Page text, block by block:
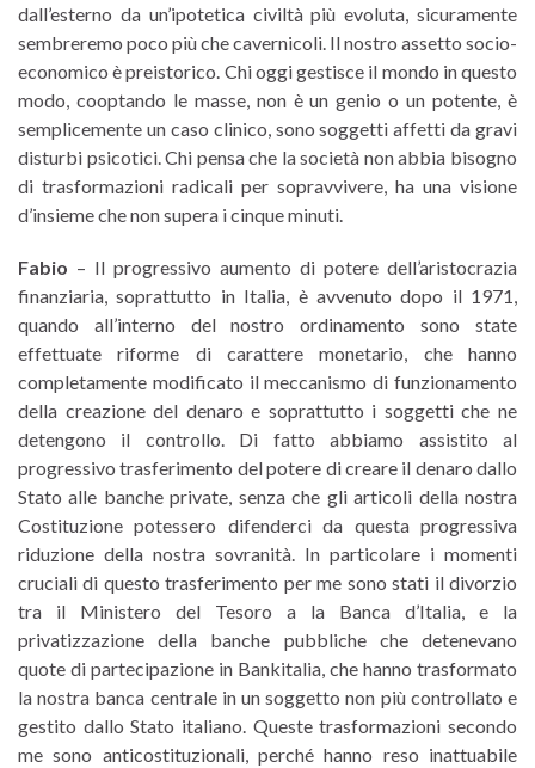
dall’esterno da un’ipotetica civiltà più evoluta, sicuramente
sembreremo poco più che cavernicoli. Il nostro assetto socio-
economico è preistorico. Chi oggi gestisce il mondo in questo
modo, cooptando le masse, non è un genio o un potente, è
semplicemente un caso clinico, sono soggetti affetti da gravi
disturbi psicotici. Chi pensa che la società non abbia bisogno
di trasformazioni radicali per sopravvivere, ha una visione
d’insieme che non supera i cinque minuti.
Fabio – Il progressivo aumento di potere dell’aristocrazia
finanziaria, soprattutto in Italia, è avvenuto dopo il 1971,
quando all’interno del nostro ordinamento sono state
effettuate riforme di carattere monetario, che hanno
completamente modificato il meccanismo di funzionamento
della creazione del denaro e soprattutto i soggetti che ne
detengono il controllo. Di fatto abbiamo assistito al
progressivo trasferimento del potere di creare il denaro dallo
Stato alle banche private, senza che gli articoli della nostra
Costituzione potessero difenderci da questa progressiva
riduzione della nostra sovranità. In particolare i momenti
cruciali di questo trasferimento per me sono stati il divorzio
tra il Ministero del Tesoro a la Banca d’Italia, e la
privatizzazione della banche pubbliche che detenevano
quote di partecipazione in Bankitalia, che hanno trasformato
la nostra banca centrale in un soggetto non più controllato e
gestito dallo Stato italiano. Queste trasformazioni secondo
me sono anticostituzionali, perché hanno reso inattuabile